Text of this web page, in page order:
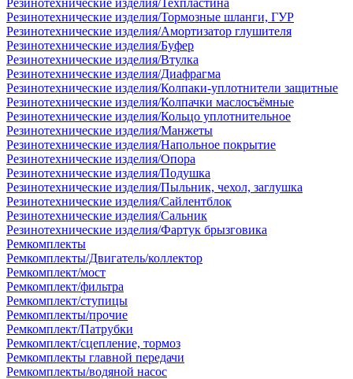
Резинотехнические изделия/Техпластина
Резинотехнические изделия/Тормозные шланги, ГУР
Резинотехнические изделия/Амортизатор глушителя
Резинотехнические изделия/Буфер
Резинотехнические изделия/Втулка
Резинотехнические изделия/Диафрагма
Резинотехнические изделия/Колпаки-уплотнители защитные
Резинотехнические изделия/Колпачки маслосъёмные
Резинотехнические изделия/Кольцо уплотнительное
Резинотехнические изделия/Манжеты
Резинотехнические изделия/Напольное покрытие
Резинотехнические изделия/Опора
Резинотехнические изделия/Подушка
Резинотехнические изделия/Пыльник, чехол, заглушка
Резинотехнические изделия/Сайлентблок
Резинотехнические изделия/Сальник
Резинотехнические изделия/Фартук брызговика
Ремкомплекты
Ремкомплекты/Двигатель/коллектор
Ремкомплект/мост
Ремкомплект/фильтра
Ремкомплект/ступицы
Ремкомплекты/прочие
Ремкомплект/Патрубки
Ремкомплект/сцепление, тормоз
Ремкомплекты главной передачи
Ремкомплекты/водяной насос